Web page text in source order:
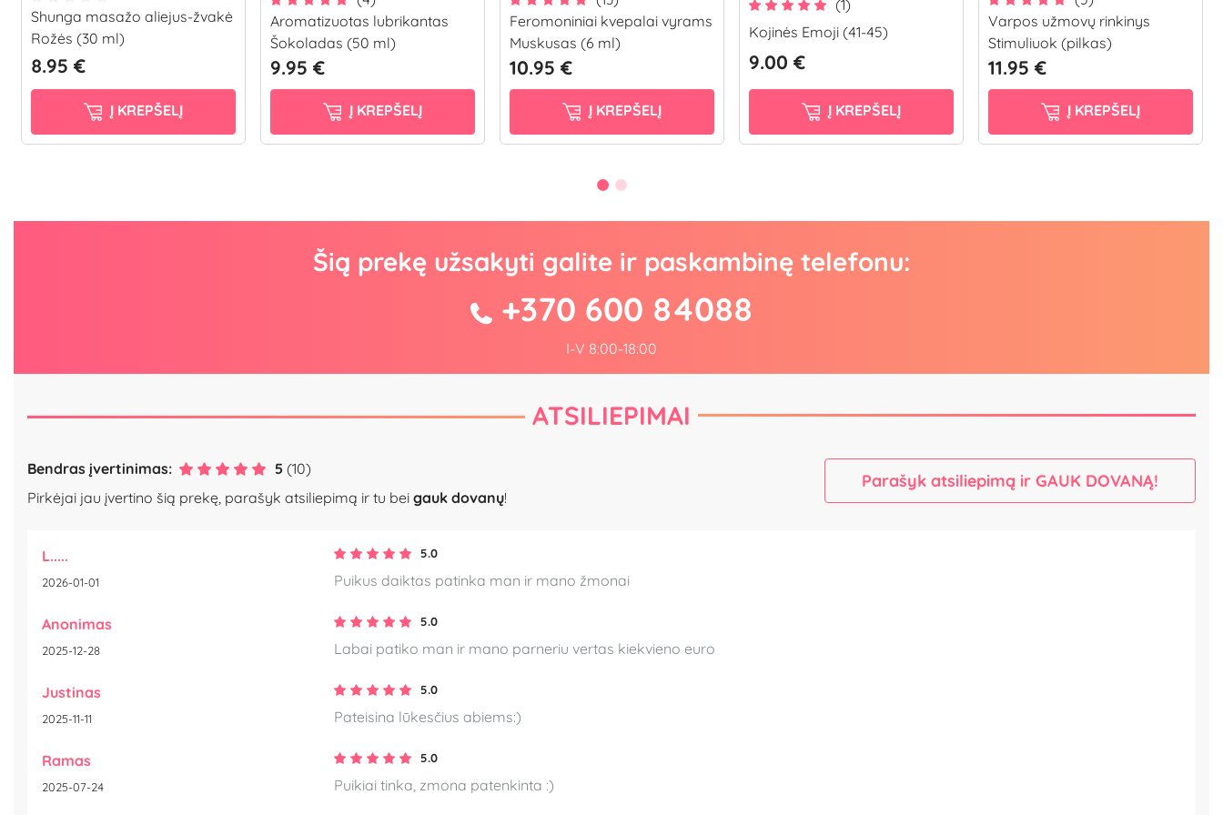
Shunga masažo aliejus-žvakė
Rožės (30 ml)
8.95 €
Į KREPŠELĮ
Aromatizuotas lubrikantas
Šokoladas (50 ml)
9.95 €
Į KREPŠELĮ
Feromoniniai kvepalai vyrams
Muskusas (6 ml)
10.95 €
Į KREPŠELĮ
(1)
Kojinės Emoji (41-45)
9.00 €
Į KREPŠELĮ
Varpos užmovų rinkinys
Stimuliuok (pilkas)
11.95 €
Į KREPŠELĮ
Šią prekę užsakyti galite ir paskambinę telefonu:
+370 600 84088
I-V 8:00-18:00
ATSILIEPIMAI
Bendras įvertinimas: 5 (10)
Pirkėjai jau įvertino šią prekę, parašyk atsiliepimą ir tu bei gauk dovanų!
Parašyk atsiliepimą ir GAUK DOVANĄ!
L.....
2026-01-01
5.0
Puikus daiktas patinka man ir mano žmonai
Anonimas
2025-12-28
5.0
Labai patiko man ir mano parneriu vertas kiekvieno euro
Justinas
2025-11-11
5.0
Pateisina lūkesčius abiems:)
Ramas
2025-07-24
5.0
Puikiai tinka, zmona patenkinta :)